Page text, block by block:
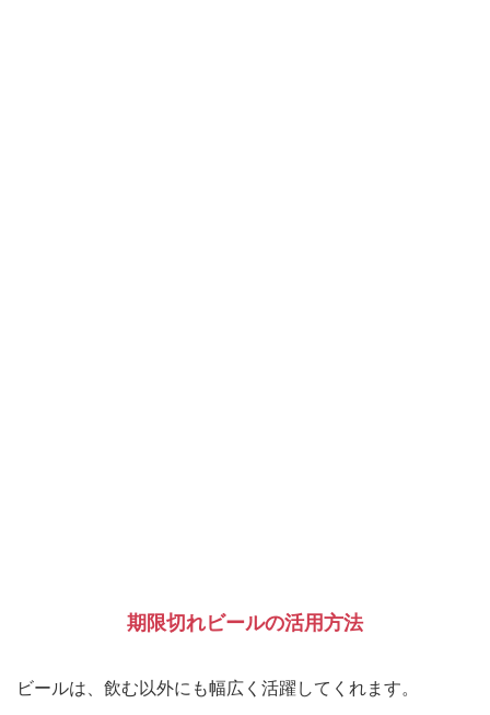
期限切れビールの活用方法
ビールは、飲む以外にも幅広く活躍してくれます。